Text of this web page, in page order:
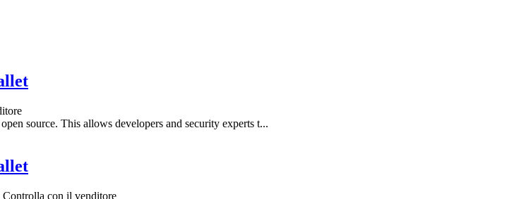
source. This allows developers and security experts t...
Controlla con il venditore